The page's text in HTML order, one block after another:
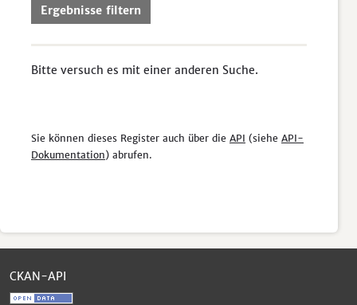
Ergebnisse filtern
Bitte versuch es mit einer anderen Suche.
Sie können dieses Register auch über die API (siehe API-
Dokumentation) abrufen.
CKAN-API